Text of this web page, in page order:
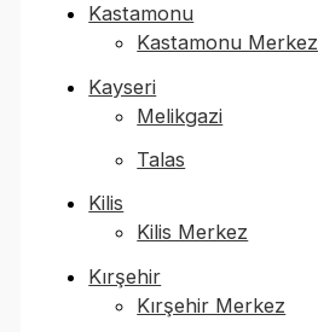
Kastamonu
Kastamonu Merkez
Kayseri
Melikgazi
Talas
Kilis
Kilis Merkez
Kırşehir
Kırşehir Merkez